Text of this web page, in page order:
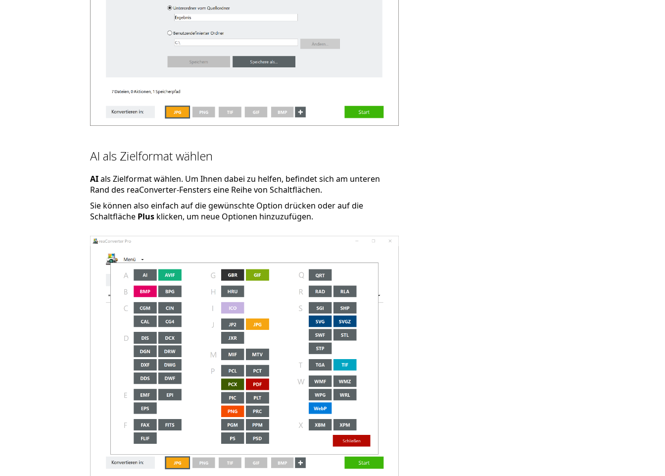
AI als Zielformat wählen
AIals Zielformat wählen. Um Ihnen dabei zu helfen, befindet sich am unteren
Rand des reaConverter-Fensters eine Reihe von Schaltflächen.
Sie können also einfach auf die gewünschte Option drücken oder auf die
Schaltfläche Plusklicken, um neue Optionen hinzuzufügen.